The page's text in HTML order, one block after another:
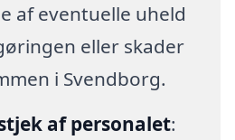
af eventuelle uheld
eller skader
i Svendborg.
af personalet: